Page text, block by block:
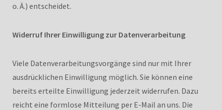
o. Ä.) entscheidet.
Widerruf Ihrer Einwilligung zur Datenverarbeitung
Viele Datenverarbeitungsvorgänge sind nur mit Ihrer
ausdrücklichen Einwilligung möglich. Sie können eine
bereits erteilte Einwilligung jederzeit widerrufen. Dazu
reicht eine formlose Mitteilung per E-Mail an uns. Die